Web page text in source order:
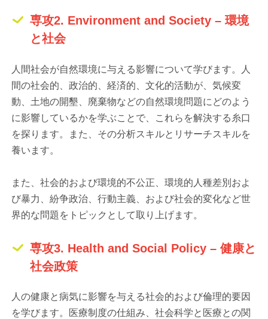
専攻2. Environment and Society – 環境
と社会
人間社会が自然環境に与える影響について学びます。人
間の社会的、政治的、経済的、文化的活動が、気候変
動、土地の開墾、廃棄物などの自然環境問題にどのよう
に影響しているかを学ぶことで、これらを解決する糸口
を探ります。また、その分析スキルとリサーチスキルを
養います。
また、社会的および環境的不公正、環境的人種差別およ
び暴力、紛争政治、行動主義、および社会的変化など世
界的な問題をトピックとして取り上げます。
専攻3. Health and Social Policy – 健康と
社会政策
人の健康と病気に影響を与える社会的および倫理的要因
を学びます。医療制度の仕組み、社会科学と医療との関